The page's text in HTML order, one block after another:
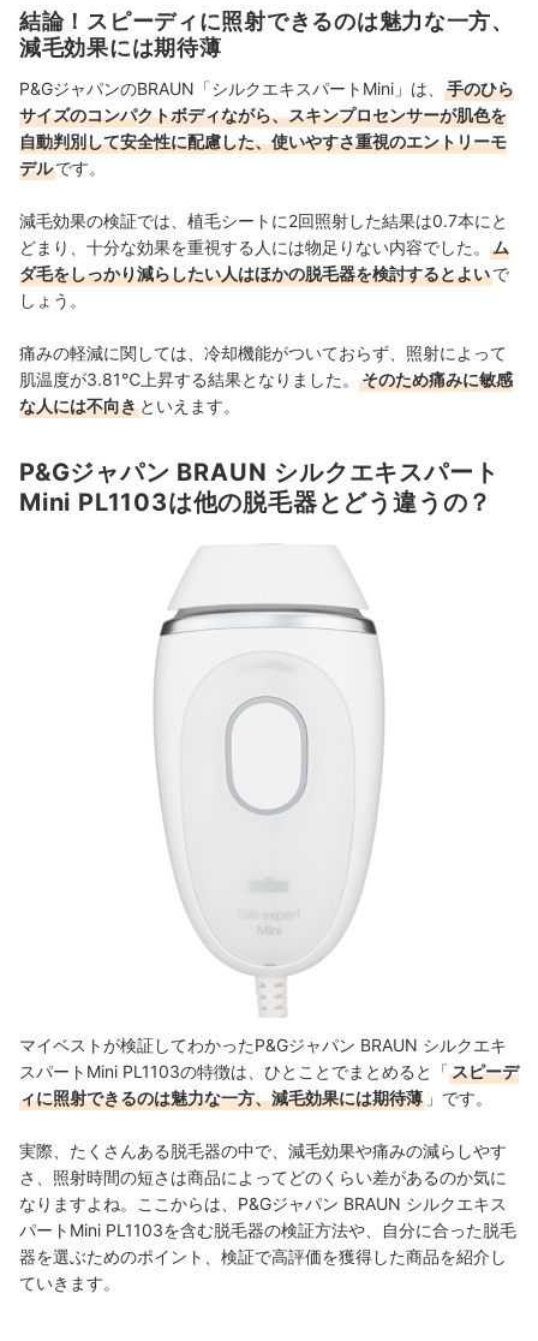
ら、「しがらみのない正直な検証」を届けたいという思
いでマイベストに参画。現在は熱・流体・光学・生体計
測などの様々な工学的知見を活かした検証設計を担当
し、ヘアドライヤーや光美容器など美容家電を中心に月
100台以上を実機検証している。
功刀公太（Kota Kunugi）のプロフィール
結論！スピーディに照射できるのは魅力な一方、
減毛効果には期待薄
P&GジャパンのBRAUN「シルクエキスパートMini」は、
手のひら
サイズのコンパクトボディながら、スキンプロセンサーが肌色を
自動判別して安全性に配慮した、使いやすさ重視のエントリーモ
デルです。
減毛効果の検証では、植毛シートに2回照射した結果は0.7本にと
どまり、十分な効果を重視する人には物足りない内容でした。
ム
ダ毛をしっかり減らしたい人はほかの脱毛器を検討するとよいで
しょう。
痛みの軽減に関しては、冷却機能がついておらず、照射によって
肌温度が3.81℃上昇する結果となりました。
そのため痛みに敏感
な人には不向き といえます。
P&Gジャパン BRAUN シルクエキスパート
Mini PL1103は他の脱毛器とどう違うの？
マイベストが検証してわかったP&Gジャパン BRAUN シルクエキ
スパートMini PL1103の特徴は、ひとことでまとめると「スピーデ
ィに照射できるのは魅力な一方、減毛効果には期待薄 」です。
実際、たくさんある脱毛器の中で、減毛効果や痛みの減らしやす
さ、照射時間の短さは商品によってどのくらい差があるのか気に
なりますよね。ここからは、P&Gジャパン BRAUN シルクエキス
パートMini PL1103を含む脱毛器の検証方法や、自分に合った脱毛
器を選ぶためのポイント、検証で高評価を獲得した商品を紹介し
ていきます。